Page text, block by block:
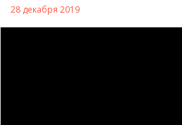
28 декабря 2019